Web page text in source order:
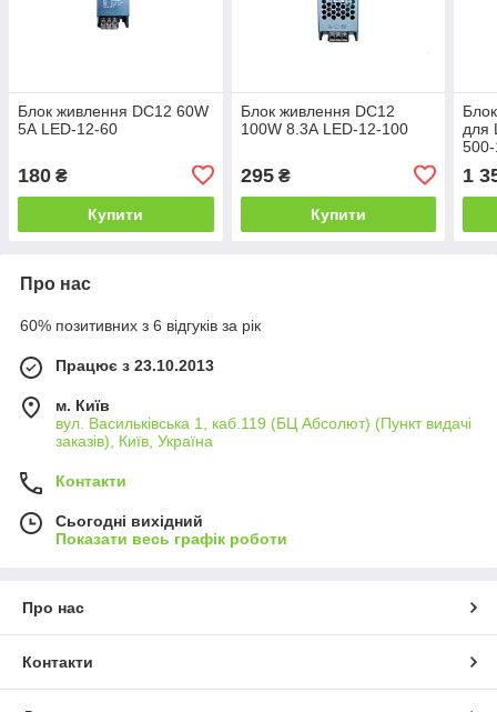
Блок живлення DC12 60W
5А LED-12-60
180 ₴
Купити
Блок живлення DC12
100W 8.3А LED-12-100
295₴
Купити
для
1
Про нас
60% позитивних з 6 відгуків за рік
Працює з 23.10.2013
м. Київ
вул. Васильківська 1, каб.119 (БЦ Абсолют) (Пункт видачі
заказів), Київ, Україна
Контакти
Сьогодні вихідний
Показати весь графік роботи
Про нас
Контакти